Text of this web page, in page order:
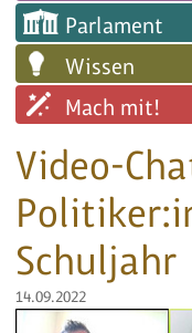
Parlament
Wissen
Mach mit!
Video-
Schuljahr
14.09.2022